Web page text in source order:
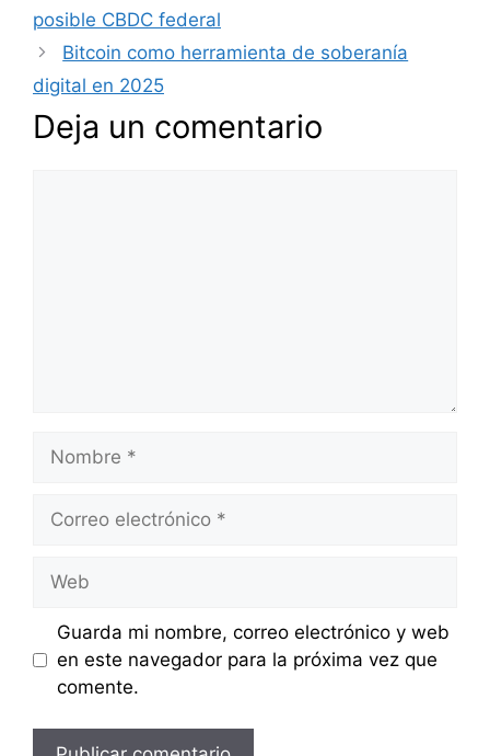
posible CBDC federal
Bitcoin como herramienta de soberanía
digital en 2025
Deja un comentario
electrónico
Guarda mi nombre, correo electrónico y web
en este navegador para la próxima vez que
comente.